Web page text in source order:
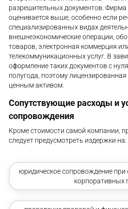
разрешительных документов. Фирма
оценивается выше, особенно если
специализированных видах
внешнеэкономические операции,
товаров, электронная коммерция
телекоммуникационных услуг. В
оформление таких документов с
полугода, поэтому лицензированная
ценным активом.
Сопутствующие расходы и
сопровождения
Кроме стоимости самой компании,
следует предусмотреть издержки на:
юридическое сопровождение
корпоративных